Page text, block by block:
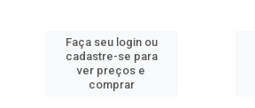
Faça seu login ou
cadastre-se para
ver preços e
comprar